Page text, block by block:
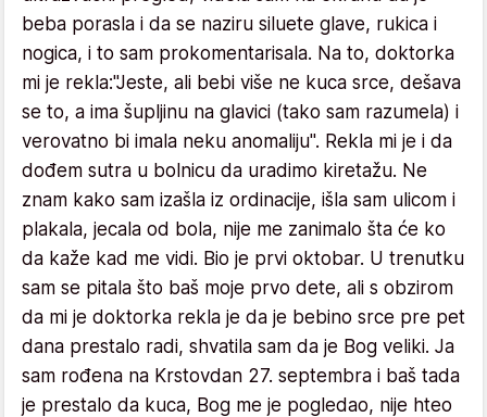
beba porasla i da se naziru siluete glave, rukica i
nogica, i to sam prokomentarisala. Na to, doktorka
mi je rekla:"Jeste, ali bebi više ne kuca srce, dešava
se to, a ima šupljinu na glavici (tako sam razumela) i
verovatno bi imala neku anomaliju". Rekla mi je i da
dođem sutra u bolnicu da uradimo kiretažu. Ne
znam kako sam izašla iz ordinacije, išla sam ulicom i
plakala, jecala od bola, nije me zanimalo šta će ko
da kaže kad me vidi. Bio je prvi oktobar. U trenutku
sam se pitala što baš moje prvo dete, ali s obzirom
da mi je doktorka rekla je da je bebino srce pre pet
dana prestalo radi, shvatila sam da je Bog veliki. Ja
sam rođena na Krstovdan 27. septembra i baš tada
je prestalo da kuca, Bog me je pogledao, nije hteo